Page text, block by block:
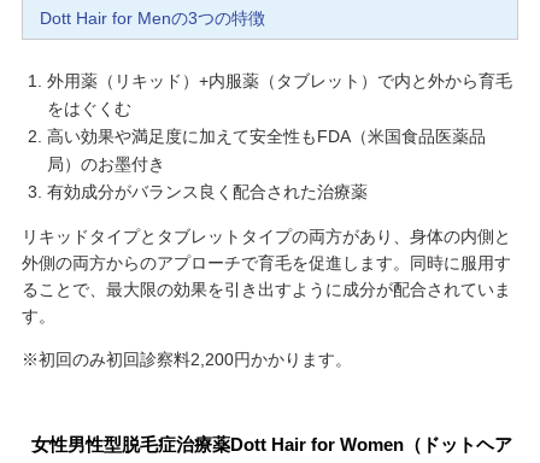
Dott Hair for Menの3つの特徴
外用薬（リキッド）+内服薬（タブレット）で内と外から育毛
をはぐくむ
高い効果や満足度に加えて安全性もFDA（米国食品医薬品
局）のお墨付き
有効成分がバランス良く配合された治療薬
リキッドタイプとタブレットタイプの両方があり、身体の内側と
外側の両方からのアプローチで育毛を促進します。同時に服用す
ることで、最大限の効果を引き出すように成分が配合されていま
す。
※初回のみ初回診察料2,200円かかります。
女性男性型脱毛症治療薬Dott Hair for Women（ドットヘア